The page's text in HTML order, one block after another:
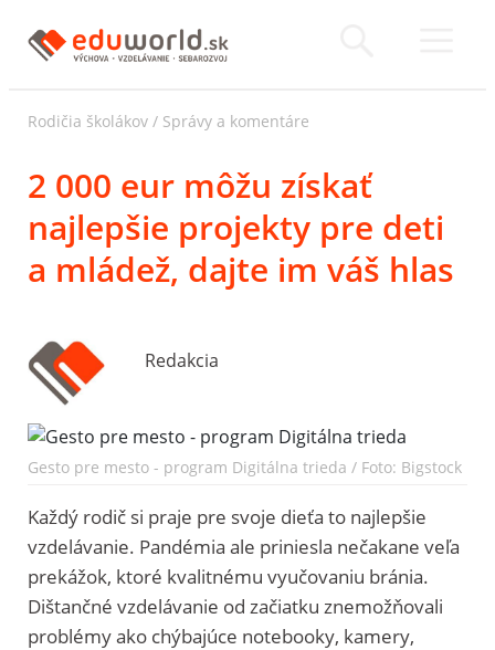
Rodičia školákov / Správy a komentáre
2 000 eur môžu získať
najlepšie projekty pre deti
a mládež, dajte im váš hlas
Redakcia
Gesto pre mesto - program Digitálna trieda / Foto: Bigstock
Každý rodič si praje pre svoje dieťa to najlepšie
vzdelávanie. Pandémia ale priniesla nečakane veľa
prekážok, ktoré kvalitnému vyučovaniu bránia.
Dištančné vzdelávanie od začiatku znemožňovali
problémy ako chýbajúce notebooky, kamery,